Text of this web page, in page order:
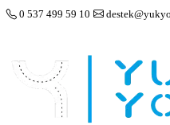
0 537 499 59 10